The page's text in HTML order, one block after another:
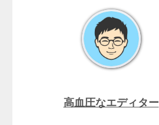
高血圧なエディター